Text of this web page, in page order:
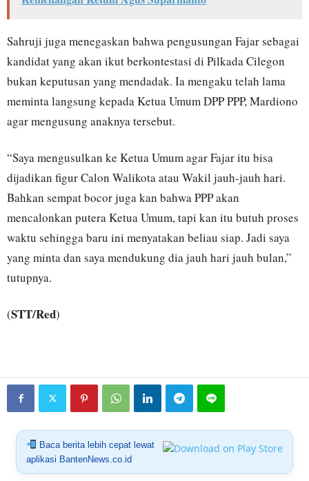
Sahruji juga menegaskan bahwa pengusungan Fajar sebagai
kandidat yang akan ikut berkontestasi di Pilkada Cilegon
bukan keputusan yang mendadak. Ia mengaku telah lama
meminta langsung kepada Ketua Umum DPP PPP, Mardiono
agar mengusung anaknya tersebut.
“Saya mengusulkan ke Ketua Umum agar Fajar itu bisa
dijadikan figur Calon Walikota atau Wakil jauh-jauh hari.
Bahkan sempat bocor juga kan bahwa PPP akan
mencalonkan putera Ketua Umum, tapi kan itu butuh proses
waktu sehingga baru ini menyatakan beliau siap. Jadi saya
yang minta dan saya mendukung dia jauh hari jauh bulan,”
tutupnya.
(STT/Red)
Baca berita lebih cepat lewat
aplikasi BantenNews.co.id